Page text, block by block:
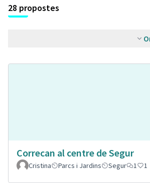
28 propostes
Correcan al centre de Segur
Cristina
Parcs i Jardins Segur 1 1